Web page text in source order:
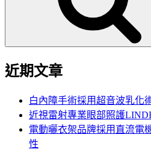
近期文章
白內障手術採用超音波乳化
近視雷射專業眼部照護
電動曬衣架品牌採用直流電
性